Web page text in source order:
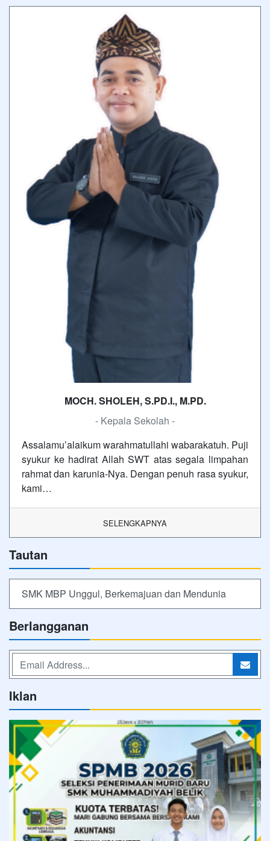
MOCH. SHOLEH, S.PD.I., M.PD.
- Kepala Sekolah -
Assalamu’alaikum warahmatullahi wabarakatuh. Puji
syukur ke hadirat Allah SWT atas segala limpahan
rahmat dan karunia-Nya. Dengan penuh rasa syukur,
kami…
SELENGKAPNYA
Tautan
SMK MBP Unggul, Berkemajuan dan Mendunia
Berlangganan
Iklan